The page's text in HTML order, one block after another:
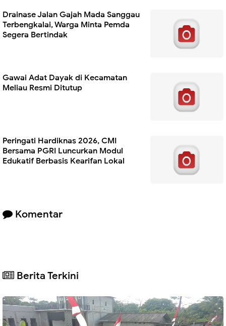
Drainase Jalan Gajah Mada Sanggau
Terbengkalai, Warga Minta Pemda
Segera Bertindak
Gawai Adat Dayak di Kecamatan
Meliau Resmi Ditutup
Peringati Hardiknas 2026, CMI
Bersama PGRI Luncurkan Modul
Edukatif Berbasis Kearifan Lokal
Komentar
Berita Terkini